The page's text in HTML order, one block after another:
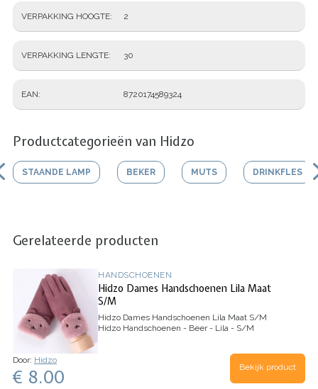
VERPAKKING HOOGTE 2
VERPAKKING LENGTE 30
EAN 8720174589324
Productcategorieën van Hidzo
STAANDE LAMP BEKER MUTS DRINKFLES
Gerelateerde producten
HANDSCHOENEN
Hidzo Dames Handschoenen Lila Maat
S/M
Hidzo Dames Handschoenen Lila Maat S/M
Hidzo Handschoenen - Beer - Lila - S/M
Door: Hidzo
€ 8.00 Bekijk product